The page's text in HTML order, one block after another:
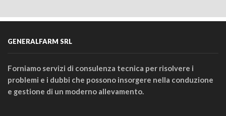
GENERALFARM SRL
Forniamo servizi di consulenza tecnica per risolvere i
problemi e i dubbi che possono insorgere nella conduzione
e gestione di un moderno allevamento.